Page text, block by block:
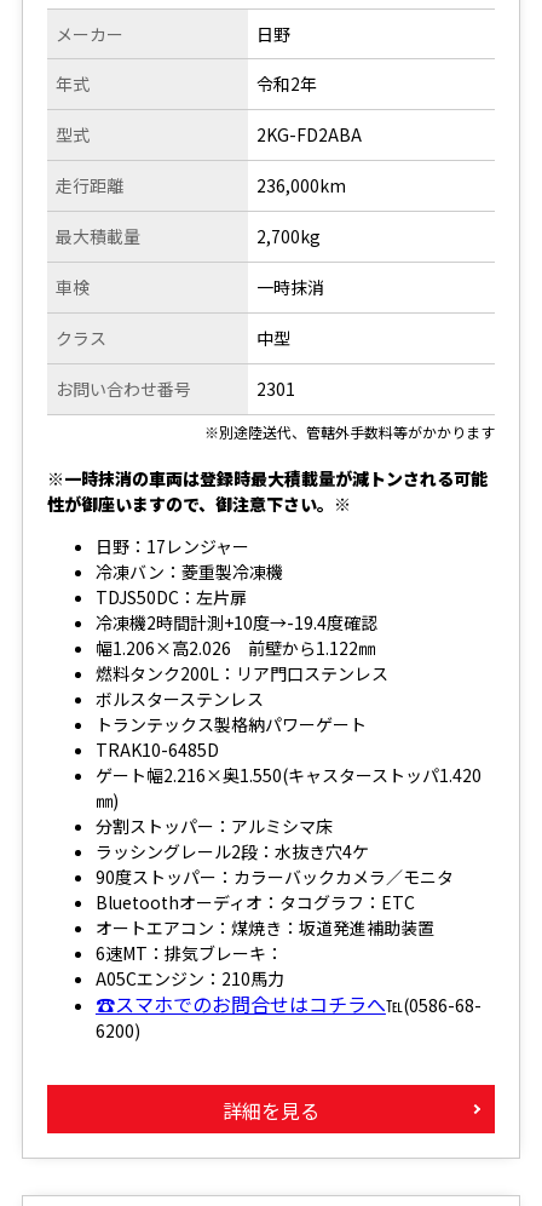
メーカー
年式
型式
走行距離
日野
令和2年
2KG-FD2ABA
236,000km
最大積載量
車検
クラス
お問い合わせ番号
2,700kg
一時抹消
中型
2301
※別途陸送代、管轄外手数料等がかかります
※一時抹消の車両は登録時最大積載量が減トンされる可能
性が御座いますので、御注意下さい。※
日野：17レンジャー
冷凍バン：菱重製冷凍機
TDJS50DC：左片扉
冷凍機2時間計測+10度→-19.4度確認
幅1.206×高2.026 前壁から1.122㎜
燃料タンク200L：リア門口ステンレス
ボルスターステンレス
トランテックス製格納パワーゲート
TRAK10-6485D
ゲート幅2.216×奥1.550(キャスターストッパ1.420
㎜)
分割ストッパー：アルミシマ床
ラッシングレール2段：水抜き穴4ケ
90度ストッパー：カラーバックカメラ／モニタ
Bluetoothオーディオ：タコグラフ：ETC
オートエアコン：煤焼き：坂道発進補助装置
6速MT：排気ブレーキ：
A05Cエンジン：210馬力
☎スマホでのお問合せはコチラへ℡(0586-68-
6200)
詳細を見る